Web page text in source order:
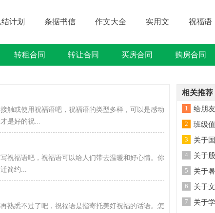
计划 条据书信 作文大全 实用文 祝福语
建筑类合同 劳动类合同 租售类合同
转租合同 转让合同 买房合同 购房合同
触或使用祝福语吧，祝福语的类型多样，可以是感动
是好的祝...
祝福语吧，祝福语可以给人们带去温暖和好心情。你
简约...
熟悉不过了吧，祝福语是指寄托美好祝福的话语。怎
相关推荐
1 给朋
2 班级
3 关于
4 关于
5 关于
6 关于
7 关于